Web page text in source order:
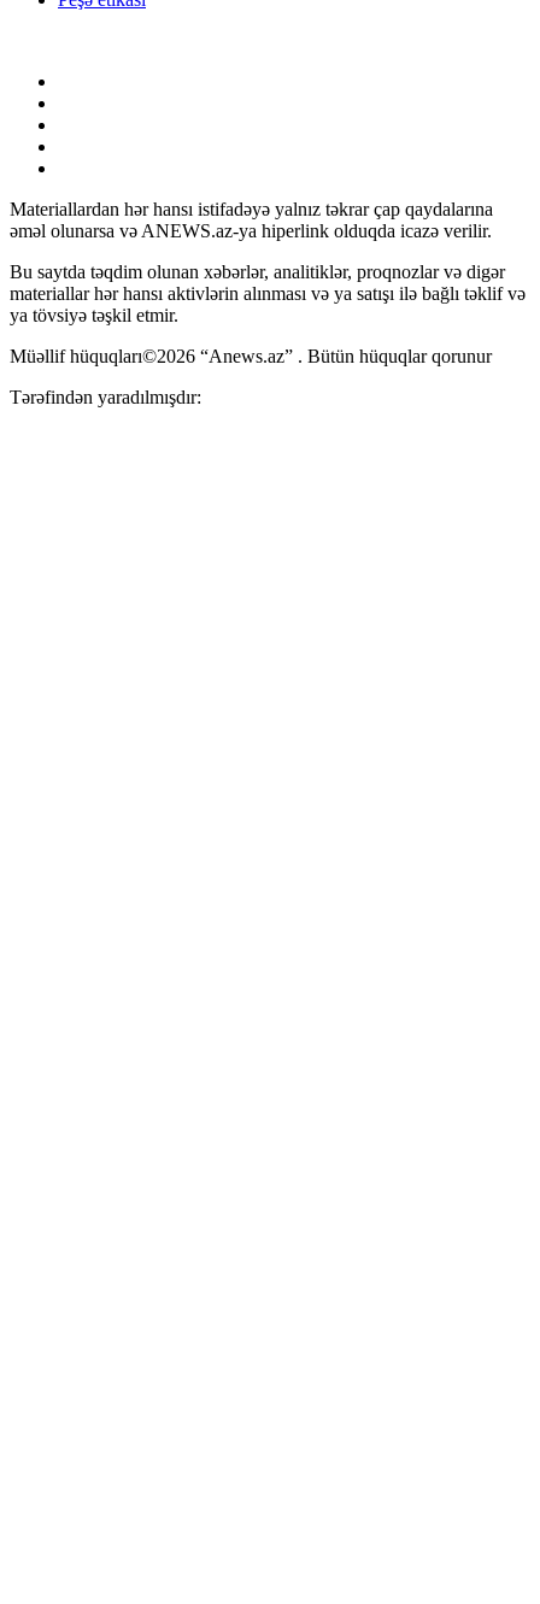
Materiallardan hər hansı istifadəyə yalnız təkrar çap qaydalarına
əməl olunarsa və ANEWS.az-ya hiperlink olduqda icazə verilir.
Bu saytda təqdim olunan xəbərlər, analitiklər, proqnozlar və digər
materiallar hər hansı aktivlərin alınması və ya satışı ilə bağlı təklif və
ya tövsiyə təşkil etmir.
Müəllif hüquqları©2026 “Anews.az” . Bütün hüquqlar qorunur
Tərəfindən yaradılmışdır: